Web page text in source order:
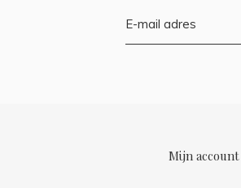
Mijn account